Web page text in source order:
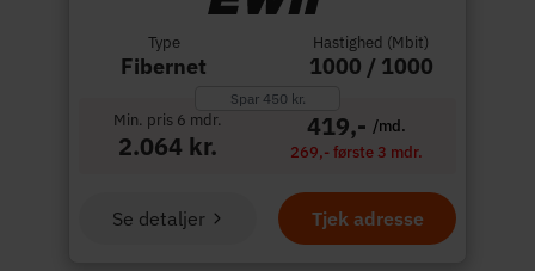
Type
Fibernet
Hastighed (Mbit)
1000 / 1000
Spar 450 kr.
Min. pris 6 mdr.
2.064 kr.
419,- /md.
269,- første 3 mdr.
Tjek adresse
Se detaljer